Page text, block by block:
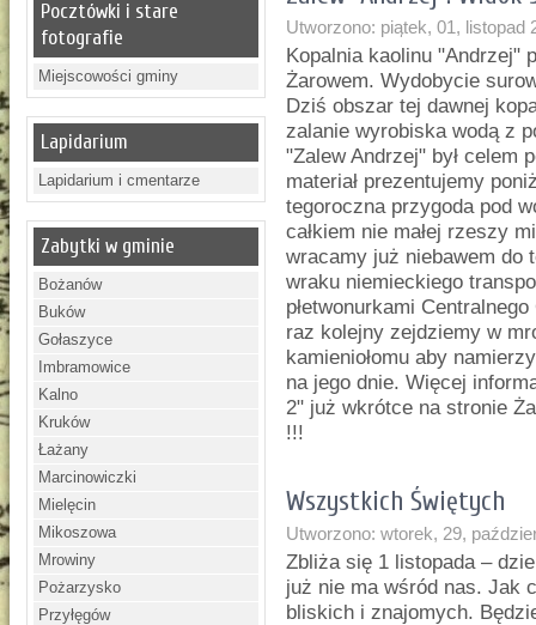
Pocztówki i stare
fotografie
Miejscowości gminy
Lapidarium
Lapidarium i cmentarze
Zabytki w gminie
Bożanów
Buków
Gołaszyce
Imbramowice
Kalno
Kruków
Łażany
Marcinowiczki
Mielęcin
Mikoszowa
Mrowiny
Pożarzysko
Przyłęgów
Utworzono: piątek, 01, listopad
Kopalnia kaolinu "Andrzej"
Żarowem. Wydobycie
Dziś obszar tej dawnej
zalanie wyrobiska wodą z
"Zalew Andrzej" był celem
materiał prezentujemy
tegoroczna przygoda pod
całkiem nie małej rzeszy
wracamy już niebawem do
wraku niemieckiego
płetwonurkami
raz kolejny zejdziemy w
kamieniołomu aby
na jego dnie. Więcej
2" już wkrótce na stronie
!!!
Wszystkich Świętych
Utworzono: wtorek, 29,
Zbliża się 1 listopada –
już nie ma wśród nas. Jak
bliskich i znajomych.